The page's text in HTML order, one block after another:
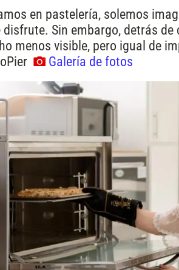
en pastelería, solemos
Sin embargo, detrás
menos visible, pero igual de
Galería de fotos